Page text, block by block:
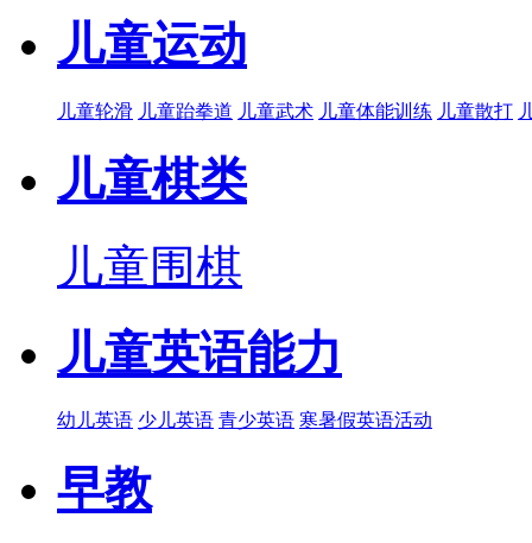
儿童运动
儿童轮滑 儿童跆拳道 儿童武术 儿童体能训练 儿童散打
儿童棋类
儿童围棋
儿童英语能力
幼儿英语 少儿英语 青少英语 寒暑假英语活动
早教